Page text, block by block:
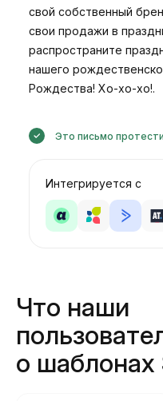
свой собственный
свои продажи в
распространите
нашего
Рождества! Хо-хо-хо!.
Это письмо
Интегрируется с
Что наши
о шаблонах